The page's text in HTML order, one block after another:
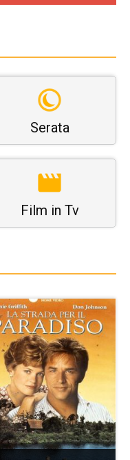
Serata
Film in Tv